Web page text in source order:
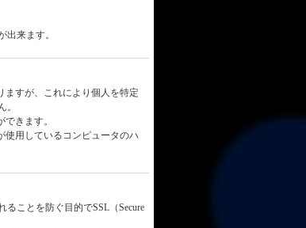
来ます。
ますが、これにより個人を特定
。
きます。
使用しているコンピュータのハ
ことを防ぐ目的でSSL（Secure